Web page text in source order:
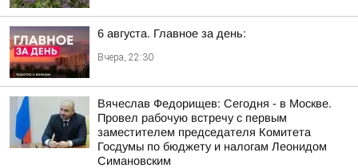
6 августа. Главное за день:
Вчера, 22:30
Вячеслав Федорищев: Сегодня - в Москве.
Провел рабочую встречу с первым
заместителем председателя Комитета
Госдумы по бюджету и налогам Леонидом
Симановским